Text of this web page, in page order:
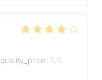
quality_price : 5/5